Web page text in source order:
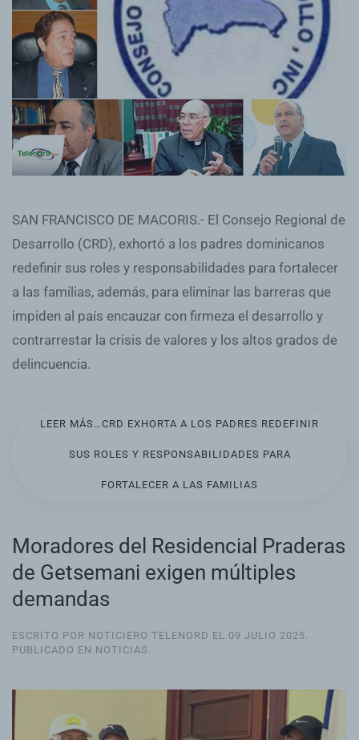
SAN FRANCISCO DE MACORIS.- El Consejo Regional de
Desarrollo (CRD), exhortó a los padres dominicanos
redefinir sus roles y responsabilidades para fortalecer
a las familias, además, para eliminar las barreras que
impiden al país encauzar con firmeza el desarrollo y
contrarrestar la crisis de valores y los altos grados de
delincuencia.
LEER MÁS…CRD EXHORTA A LOS PADRES REDEFINIR
SUS ROLES Y RESPONSABILIDADES PARA
FORTALECER A LAS FAMILIAS
Moradores del Residencial Praderas
de Getsemani exigen múltiples
demandas
ESCRITO POR NOTICIERO TELENORD EL 09 JULIO 2025
PUBLICADO EN NOTICIAS